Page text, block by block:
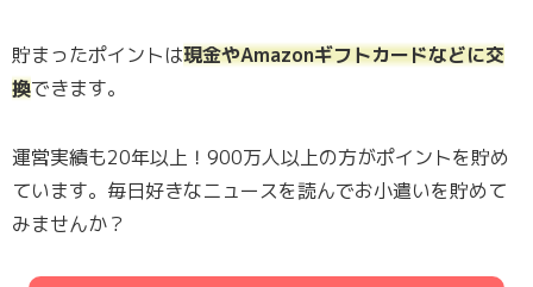
貯まったポイントは現金やAmazonギフトカードなどに交
換できます。
運営実績も20年以上！900万人以上の方がポイントを貯め
ています。毎日好きなニュースを読んでお小遣いを貯めて
みませんか？